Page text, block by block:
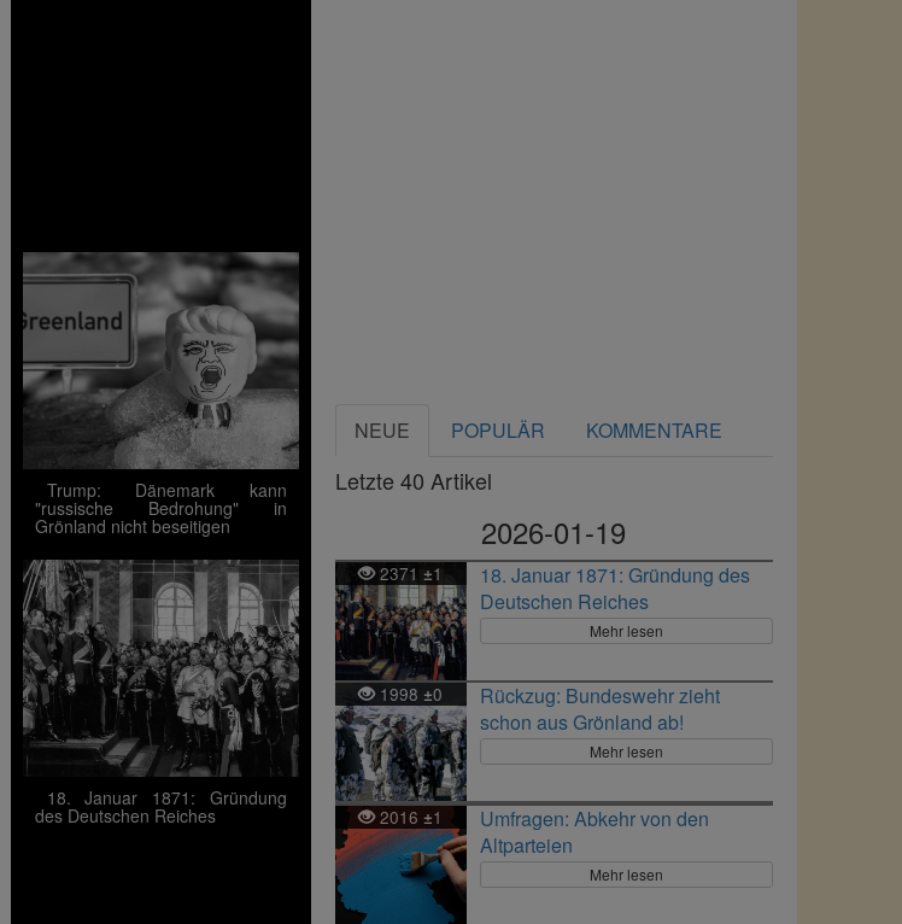
Trump: Dänemark kann
"russische Bedrohung" in
Grönland nicht beseitigen
18. Januar 1871: Gründung
des Deutschen Reiches
NEUE POPULÄR KOMMENTARE
Letzte 40 Artikel
2026-01-19
2371±1
18. Januar 1871: Gründung des
Deutschen Reiches
Mehr lesen
1998 ±0
Rückzug: Bundeswehr zieht
schon aus Grönland ab!
Mehr lesen
2016 ±1
Umfragen: Abkehr von den
Altparteien
Mehr lesen